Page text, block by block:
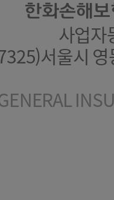
한화손해
사업
서울시